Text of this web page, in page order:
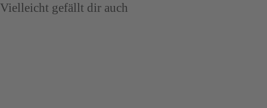
Vielleicht gefällt dir auch